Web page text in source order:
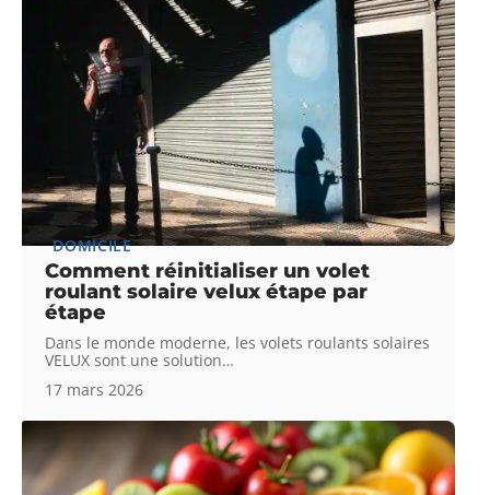
DOMICILE
Comment réinitialiser un volet
roulant solaire velux étape par
étape
Dans le monde moderne, les volets roulants solaires
VELUX sont une solution…
17 mars 2026